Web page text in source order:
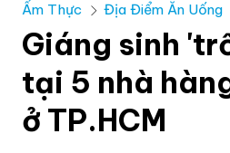
Ẩm Thực Địa Điểm Ăn Uống
Giáng sinh
tại 5 nhà
ở TP.HCM